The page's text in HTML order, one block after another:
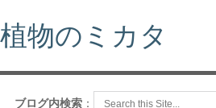
植物のミカタ
ブログ内検索 ：